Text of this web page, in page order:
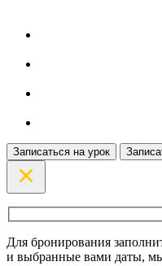
Записаться на урок
Для бронирования
и выбранные вами даты,